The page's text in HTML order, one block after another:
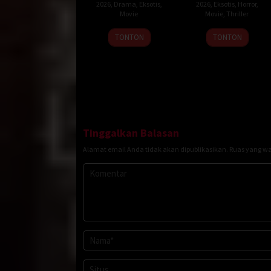
2026, Drama Eksotis,
Movie
TONTON
2026, Eksotis, Horror,
Movie Thriller
TONTON
Tinggalkan Balasan
Alamat email Anda tidak akan dipublikasikan. Ruas yang